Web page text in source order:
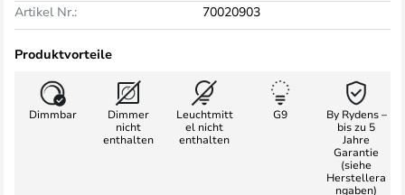
Artikel Nr.:
70020903
Produktvorteile
Dimmbar
Dimmer
nicht
enthalten
Leuchtmitt
el nicht
enthalten
G9
By Rydens –
bis zu 5
Jahre
Garantie
(siehe
Herstellera
ngaben)